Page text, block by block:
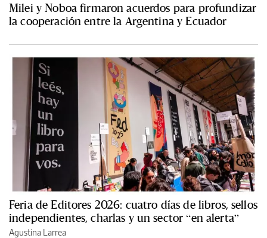
Milei y Noboa firmaron acuerdos para profundizar
la cooperación entre la Argentina y Ecuador
Feria de Editores 2026: cuatro días de libros, sellos
independientes, charlas y un sector “en alerta”
Agustina Larrea